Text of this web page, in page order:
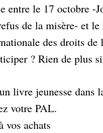
entre le 17 octobre -
de la misère- et le
des droits de
? Rien de plus
livre jeunesse dans
votre PAL.
vos achats